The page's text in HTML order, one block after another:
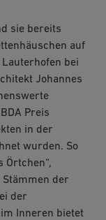
sie bereits
auf
bei
Johannes
Preis
in der
wurden. So
Örtchen“,
Stämmen der
der
Inneren bietet